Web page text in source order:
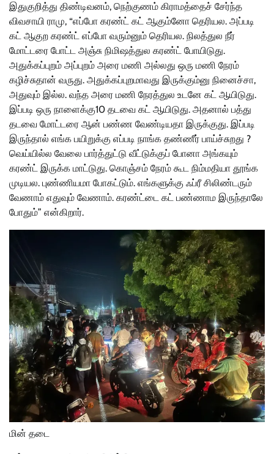
இதுகுறித்து திண்டிவனம், நெற்குணம் கிராமத்தைச் சேர்ந்த
விவசாயி ராமு, “எப்போ கரண்ட் கட் ஆகும்னோ தெரியல. அப்படி
கட் ஆகுற கரண்ட் எப்போ வரும்னும் தெரியல. நிலத்துல நீர்
மோட்டரை போட்ட அஞ்சு நிமிஷத்துல கரண்ட் போயிடுது.
அதுக்கப்புறம் அப்புறம் அரை மணி அல்லது ஒரு மணி நேரம்
கழிச்சுதான் வருது. அதுக்கப்புறமாவது இருக்கும்னு நினைச்சா,
அதுவும் இல்ல. வந்த அரை மணி நேரத்துல உடனே கட் ஆயிடுது.
இப்படி ஒரு நாளைக்கு10 தடவை கட் ஆயிடுது. அதனால் பத்து
தடவை மோட்டரை ஆன் பண்ண வேண்டியதா இருக்குது. இப்படி
இருந்தால் எங்க பயிறுக்கு எப்படி நாங்க தண்ணீர் பாய்ச்சுறது ?
வெய்யில்ல வேலை பார்த்துட்டு வீட்டுக்குப் போனா அங்கயும்
கரண்ட் இருக்க மாட்டுது. கொஞ்சம் நேரம் கூட நிம்மதியா தூங்க
முடியல. புண்ணியமா போகட்டும். எங்களுக்கு ஃப்ரீ சிலிண்டரும்
வேணாம் எதுவும் வேணாம். கரண்ட்டை கட் பண்ணாம இருந்தாலே
போதும்” என்கிறார்.
மின் தடை